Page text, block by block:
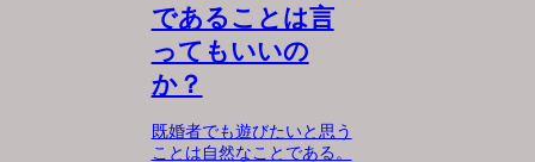
であることは言
ってもいいの
か？
既婚者でも遊びたいと思う
ことは自然なことである。